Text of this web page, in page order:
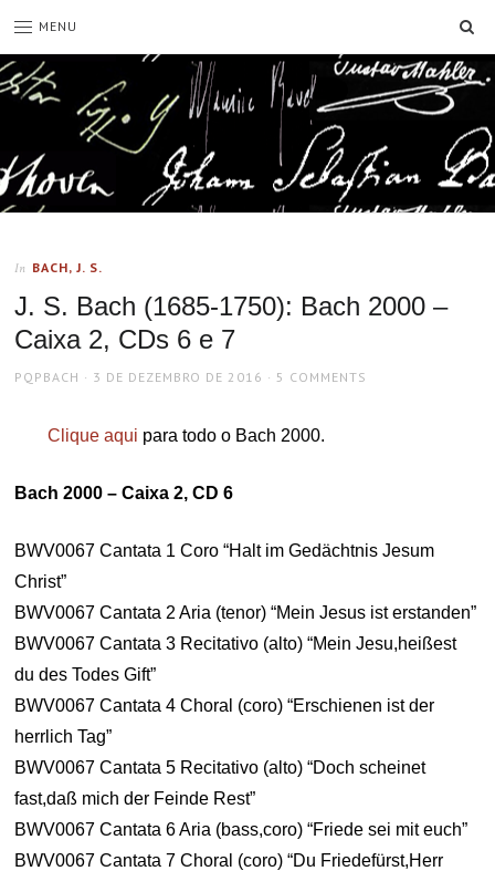
MENU
In BACH, J. S.
J. S. Bach (1685-1750): Bach 2000 –
Caixa 2, CDs 6 e 7
AUTHOR
PQPBACH
POSTED
3 DE DEZEMBRO DE 2016 5 COMMENTS
Clique aqui para todo o Bach 2000.
Bach 2000 – Caixa 2, CD 6
BWV0067 Cantata 1 Coro “Halt im Gedächtnis Jesum
Christ”
BWV0067 Cantata 2 Aria (tenor) “Mein Jesus ist erstanden”
BWV0067 Cantata 3 Recitativo (alto) “Mein Jesu,heißest
du des Todes Gift”
BWV0067 Cantata 4 Choral (coro) “Erschienen ist der
herrlich Tag”
BWV0067 Cantata 5 Recitativo (alto) “Doch scheinet
fast,daß mich der Feinde Rest”
BWV0067 Cantata 6 Aria (bass,coro) “Friede sei mit euch”
BWV0067 Cantata 7 Choral (coro) “Du Friedefürst,Herr